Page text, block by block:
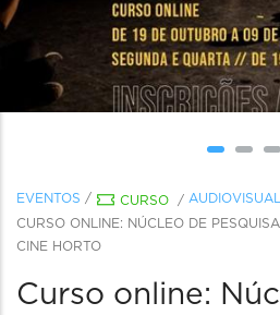
EVENTOS / CURSO / AUDIOVISUAL
CURSO ONLINE: NÚCLEO DE
CINE HORTO
Curso online: